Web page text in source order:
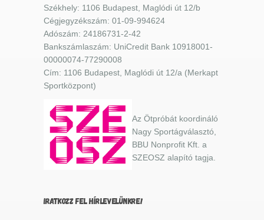
Székhely: 1106 Budapest, Maglódi út 12/b
Cégjegyzékszám: 01-09-994624
Adószám: 24186731-2-42
Bankszámlaszám: UniCredit Bank 10918001-
00000074-77290008
Cím: 1106 Budapest, Maglódi út 12/a (Merkapt
Sportközpont)
Az Ötpróbát koordináló
Nagy Sportágválasztó,
BBU Nonprofit Kft. a
SZEOSZ alapító tagja.
IRATKOZZ FEL HÍRLEVELÜNKRE!